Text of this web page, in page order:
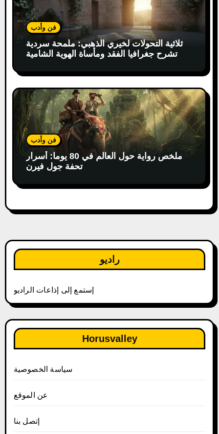
فن وأدب
ثلاثية التحولات لخيري الذهبي: ملمحة سردية
تشرح جغرافيا الفقد ومأساة الهوية الشامية
فن وأدب
ملخص رواية حول العالم في 80 يوما: أسرار
تحفة جول فيرن
راديو
إستمع إلى إذاعات الراديو
Horusvalley
سياسة الخصوصية
عن الموقع
إتصل بنا